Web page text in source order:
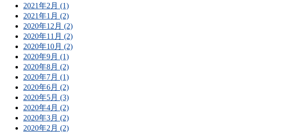
2021年2月 (1)
2021年1月 (2)
2020年12月 (2)
2020年11月 (2)
2020年10月 (2)
2020年9月 (1)
2020年8月 (2)
2020年7月 (1)
2020年6月 (2)
2020年5月 (3)
2020年4月 (2)
2020年3月 (2)
2020年2月 (2)